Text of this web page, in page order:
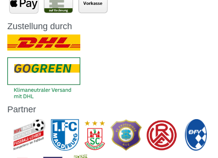
Zustellung durch
Partner